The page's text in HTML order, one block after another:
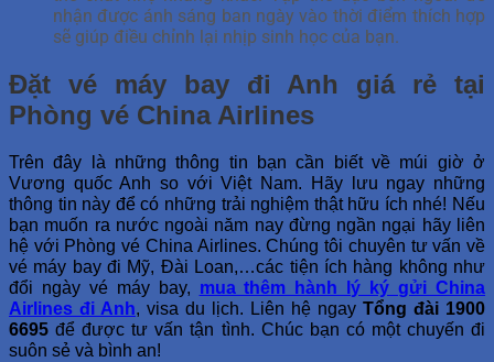
nhận được ánh sáng ban ngày vào thời điểm thích hợp
sẽ giúp điều chỉnh lại nhịp sinh học của bạn.
Đặt vé máy bay đi Anh giá rẻ tại
Phòng vé China Airlines
Trên đây là những thông tin bạn cần biết về múi giờ ở
Vương quốc Anh so với Việt Nam. Hãy lưu ngay những
thông tin này để có những trải nghiệm thật hữu ích nhé! Nếu
bạn muốn ra nước ngoài năm nay đừng ngần ngại hãy liên
hệ với Phòng vé China Airlines. Chúng tôi chuyên tư vấn về
vé máy bay đi Mỹ, Đài Loan,…các tiện ích hàng không như
đổi ngày vé máy bay, mua thêm hành lý ký gửi China
Airlines đi Anh, visa du lịch. Liên hệ ngay Tổng đài 1900
6695 để được tư vấn tận tình. Chúc bạn có một chuyến đi
suôn sẻ và bình an!